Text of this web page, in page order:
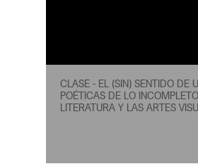
CLASE - EL (SIN) SENTIDO DE
POÉTICAS DE LO
LITERATURA Y LAS ARTES